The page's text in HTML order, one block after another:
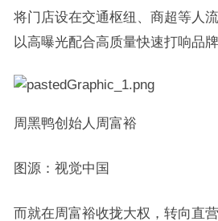
将门店设在交通枢纽、商超等人
以高曝光配合高质量快速打响品牌
周黑鸭创始人周富裕
图源：视觉中国
而就在周富裕收拢大权，转向直